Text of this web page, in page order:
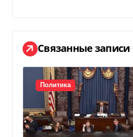
а
ц
и
я
п
о
Связанные записи
Политика